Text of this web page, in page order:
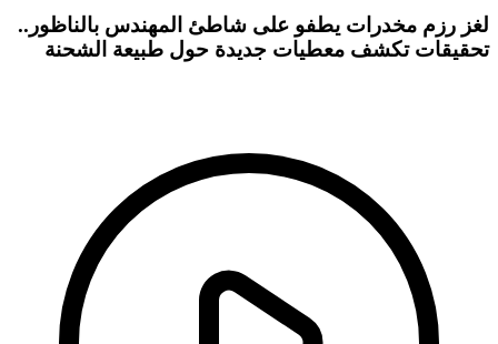
لغز رزم مخدرات يطفو على شاطئ المهندس بالناظور..
تحقيقات تكشف معطيات جديدة حول طبيعة الشحنة